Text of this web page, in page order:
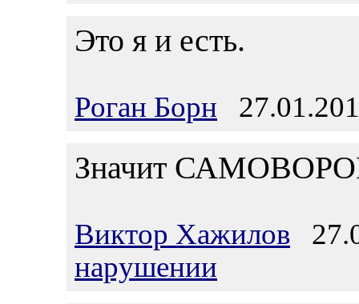
Это я и есть.
Роган Борн
Значит
Виктор Хажилов
нарушении